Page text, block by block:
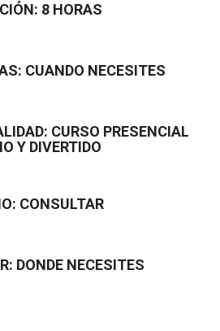
8 HORAS
CUANDO NECESITES
CURSO PRESENCIAL
Y DIVERTIDO
CONSULTAR
DONDE NECESITES